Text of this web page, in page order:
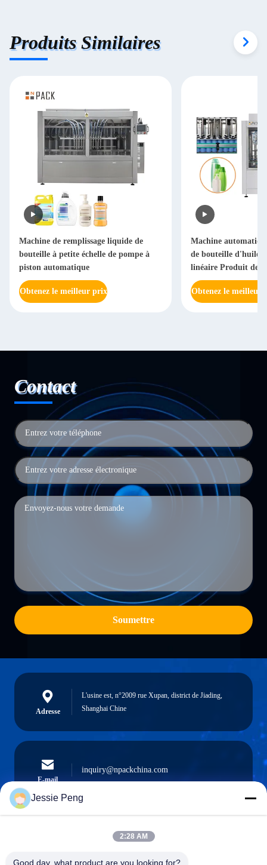
Produits Similaires
Machine de remplissage liquide de
bouteille à petite échelle de pompe à
piston automatique
Obtenez le meilleur prix
Machine
de bouteille d'huile
linéaire Produit de
système de contrôle
Obtenez le meilleur
Contact
Soumettre
Adresse
L'usine est, n°2009 rue Xupan, district de Jiading,
Shanghai Chine
E-mail
inquiry@npackchina.com
0086-21-66035560
Jessie Peng
2:28 AM
Good day, what product are you looking for?